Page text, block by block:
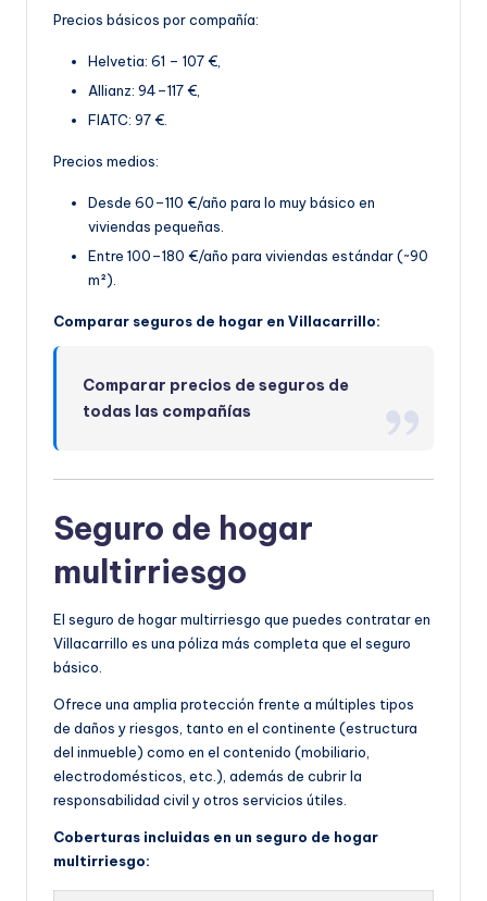
Precios básicos por compañía:
Helvetia: 61 – 107 €,
Allianz: 94–117 €,
FIATC: 97 €.
Precios medios:
Desde 60–110 €/año para lo muy básico en
viviendas pequeñas.
Entre 100–180 €/año para viviendas estándar (~90
m²).
Comparar seguros de hogar en Villacarrillo:
Comparar precios de seguros de
todas las compañías
Seguro de hogar
multirriesgo
El seguro de hogar multirriesgo que puedes contratar en
Villacarrillo es una póliza más completa que el seguro
básico.
Ofrece una amplia protección frente a múltiples tipos
de daños y riesgos, tanto en el continente (estructura
del inmueble) como en el contenido (mobiliario,
electrodomésticos, etc.), además de cubrir la
responsabilidad civil y otros servicios útiles.
Coberturas incluidas en un seguro de hogar
multirriesgo: